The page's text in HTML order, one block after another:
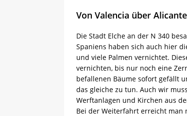
Von Valencia über
Die Stadt Elche an der N 340
Spaniens haben sich auch hier
und viele Palmen vernichtet.
vernichten, bis nur noch eine
befallenen Bäume sofort gefällt
das gleiche zu tun. Auch wir
Werftanlagen und Kirchen aus
Bei der Weiterfahrt erreicht man